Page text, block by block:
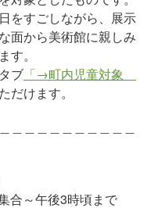
をすごしながら、展示
面から美術館に親しみ
。
ブ 「→町内児童対象
だけます。
午後3時頃まで